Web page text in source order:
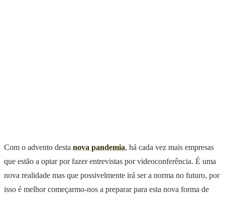
Com o advento desta nova pandemia, há cada vez mais empresas
que estão a optar por fazer entrevistas por videoconferência. É uma
nova realidade mas que possivelmente irá ser a norma no futuro, por
isso é melhor começarmo-nos a preparar para esta nova forma de